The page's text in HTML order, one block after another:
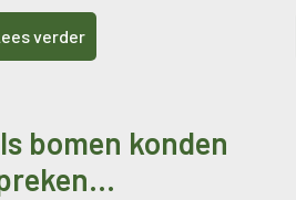
verder
bomen konden